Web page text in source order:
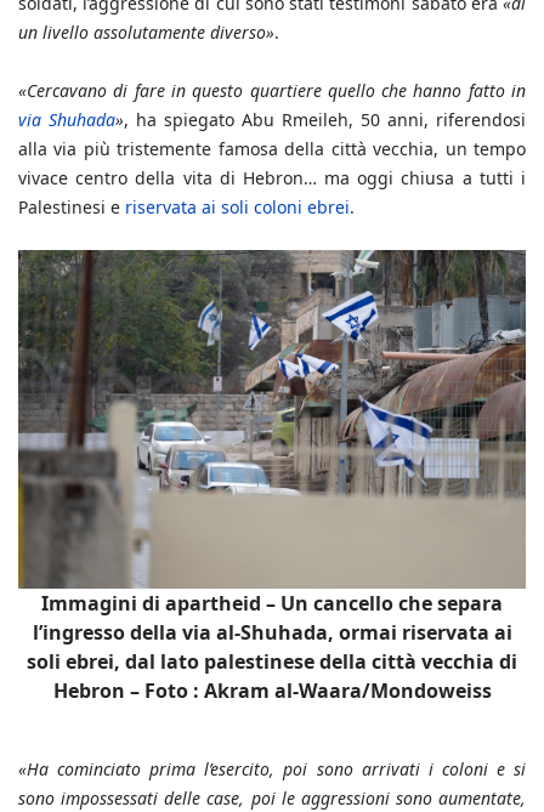
un livello assolutamente diverso».
«Cercavano di fare in questo quartiere quello che hanno fatto in
via Shuhada», ha spiegato Abu Rmeileh, 50 anni, riferendosi
alla via più tristemente famosa della città vecchia, un tempo
vivace centro della vita di Hebron… ma oggi chiusa a tutti i
Palestinesi e riservata ai soli coloni ebrei.
Immagini di apartheid – Un cancello che separa
l’ingresso della via al-Shuhada, ormai riservata ai
soli ebrei, dal lato palestinese della città vecchia di
Hebron – Foto : Akram al-Waara/Mondoweiss
«Ha cominciato prima l’esercito, poi sono arrivati i coloni e si
sono impossessati delle case, poi le aggressioni sono aumentate,